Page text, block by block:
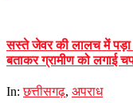
सस्ते जेवर की लालच में
बताकर ग्रामीण को लगाई
In: छत्तीसगढ़, अपराध